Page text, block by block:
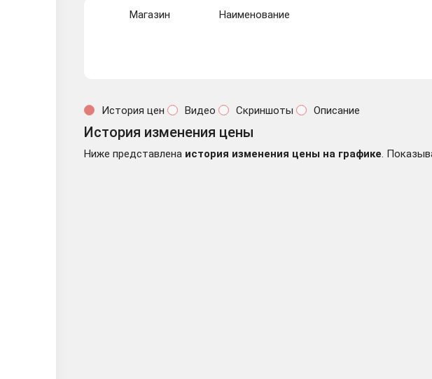
Магазин Наименование
История цен Видео Скриншоты Описание
История изменения цены
Ниже представлена история изменения цены на графике.